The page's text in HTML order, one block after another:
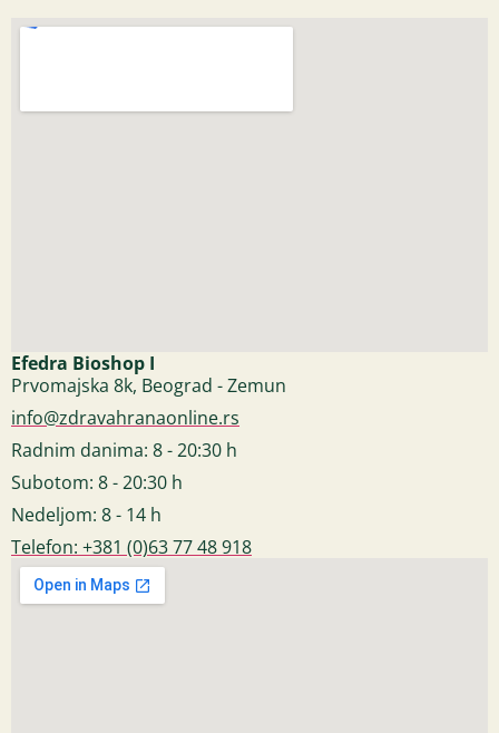
Efedra Bioshop I
Prvomajska 8k, Beograd - Zemun
info@zdravahranaonline.rs
Radnim danima: 8 - 20:30 h
Subotom: 8 - 20:30 h
Nedeljom: 8 - 14 h
Telefon: +381 (0)63 77 48 918